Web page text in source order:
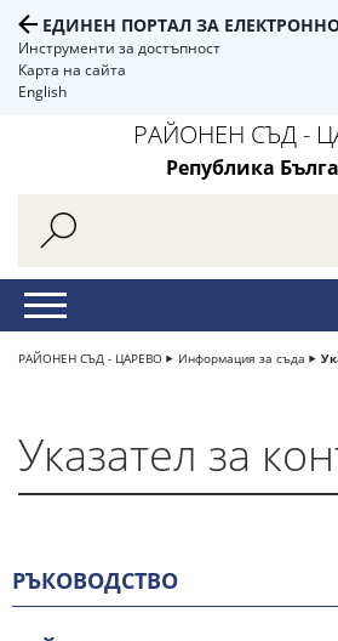
ЕДИНЕН ПОРТАЛ ЗА
Инструменти за достъпност
Карта на сайта
English
РАЙОНЕН СЪД -
Република
РАЙОНЕН СЪД - ЦАРЕВО Информация за съда
Указател за
РЪКОВОДСТВО